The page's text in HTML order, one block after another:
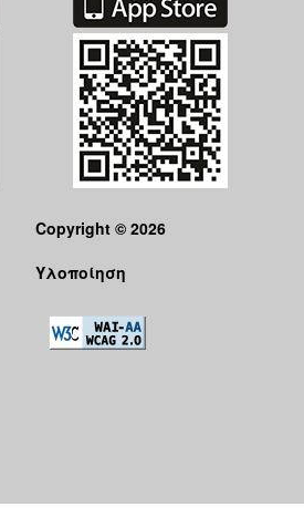
Copyright © 2026
Υλοποίηση